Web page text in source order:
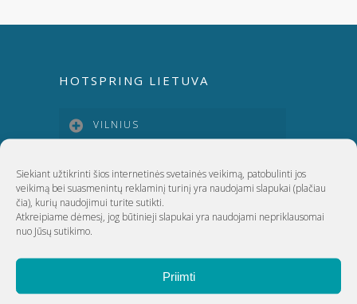
Siekiant užtikrinti šios internetinės svetainės veikimą, patobulinti jos
veikimą bei suasmenintų reklaminį turinį yra naudojami slapukai (plačiau
čia), kurių naudojimui turite sutikti.
Atkreipiame dėmesį, jog būtinieji slapukai yra naudojami nepriklausomai
nuo Jūsų sutikimo.
Priimti
HOTSPRING LIETUVA
VILNIUS
KAUNAS
KLAIPĖDA